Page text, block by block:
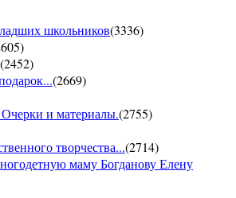
школьников(3336)
)
(2452)
(2669)
и материалы.(2755)
творчества...(2714)
маму Богданову Елену